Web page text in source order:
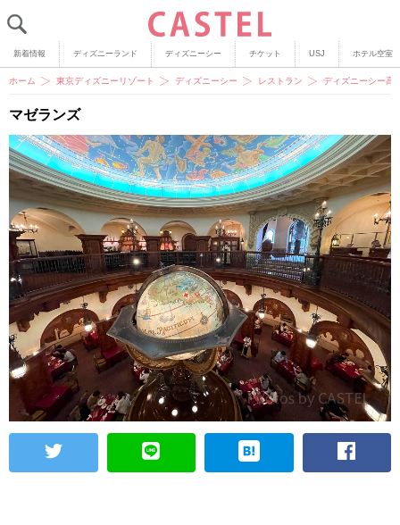
新着情報 ディズニーランド ディズニーシー チケット USJ ホテル空室
ホーム 東京ディズニーリゾート ディズニーシー レストラン ディズニーシー高
マゼランズ